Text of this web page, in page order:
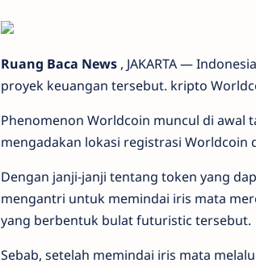
Ruang Baca News , JAKARTA —
proyek keuangan tersebut. kripto
Phenomenon Worldcoin muncul di awal
mengadakan lokasi registrasi Worldcoin
Dengan janji-janji tentang token yang
mengantri untuk memindai iris mata
yang berbentuk bulat futuristic tersebut.
Sebab, setelah memindai iris mata